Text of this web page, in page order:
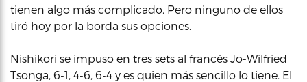
tienen algo más complicado. Pero ninguno de ellos
tiró hoy por la borda sus opciones.
Nishikori se impuso en tres sets al francés Jo-Wilfried
Tsonga, 6-1, 4-6, 6-4 y es quien más sencillo lo tiene. El